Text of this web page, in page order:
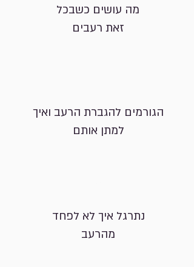
מה עושים כשבכל
זאת רעבים
הגורמים להגברת הרעב ואיך
למתן אותם
נתרגל איך לא לפחד
מהרעב